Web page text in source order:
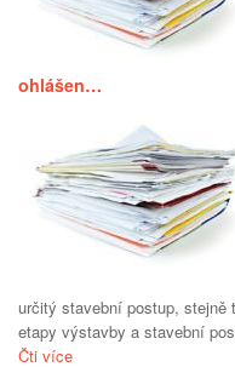
ohlášen…
určitý stavební postup, stejně
etapy výstavby a stavební
Čti více